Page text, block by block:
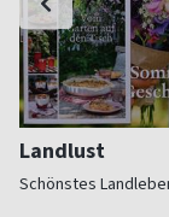
Landlust
Schönstes